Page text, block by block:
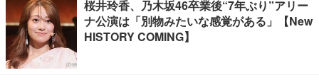
桜井玲香、乃木坂46卒業後“7年ぶり”アリー
ナ公演は「別物みたいな感覚がある」【New
HISTORY COMING】